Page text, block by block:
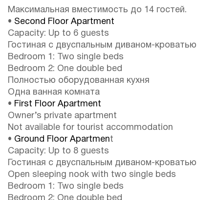
Максимальная вместимость до 14 гостей.
• Second Floor Apartment
Capacity: Up to 6 guests
Гостиная с двуспальным диваном-кроватью
Bedroom 1: Two single beds
Bedroom 2: One double bed
Полностью оборудованная кухня
Одна ванная комната
• First Floor Apartment
Owner’s private apartment
Not available for tourist accommodation
• Ground Floor Apartment
Capacity: Up to 8 guests
Гостиная с двуспальным диваном-кроватью
Open sleeping nook with two single beds
Bedroom 1: Two single beds